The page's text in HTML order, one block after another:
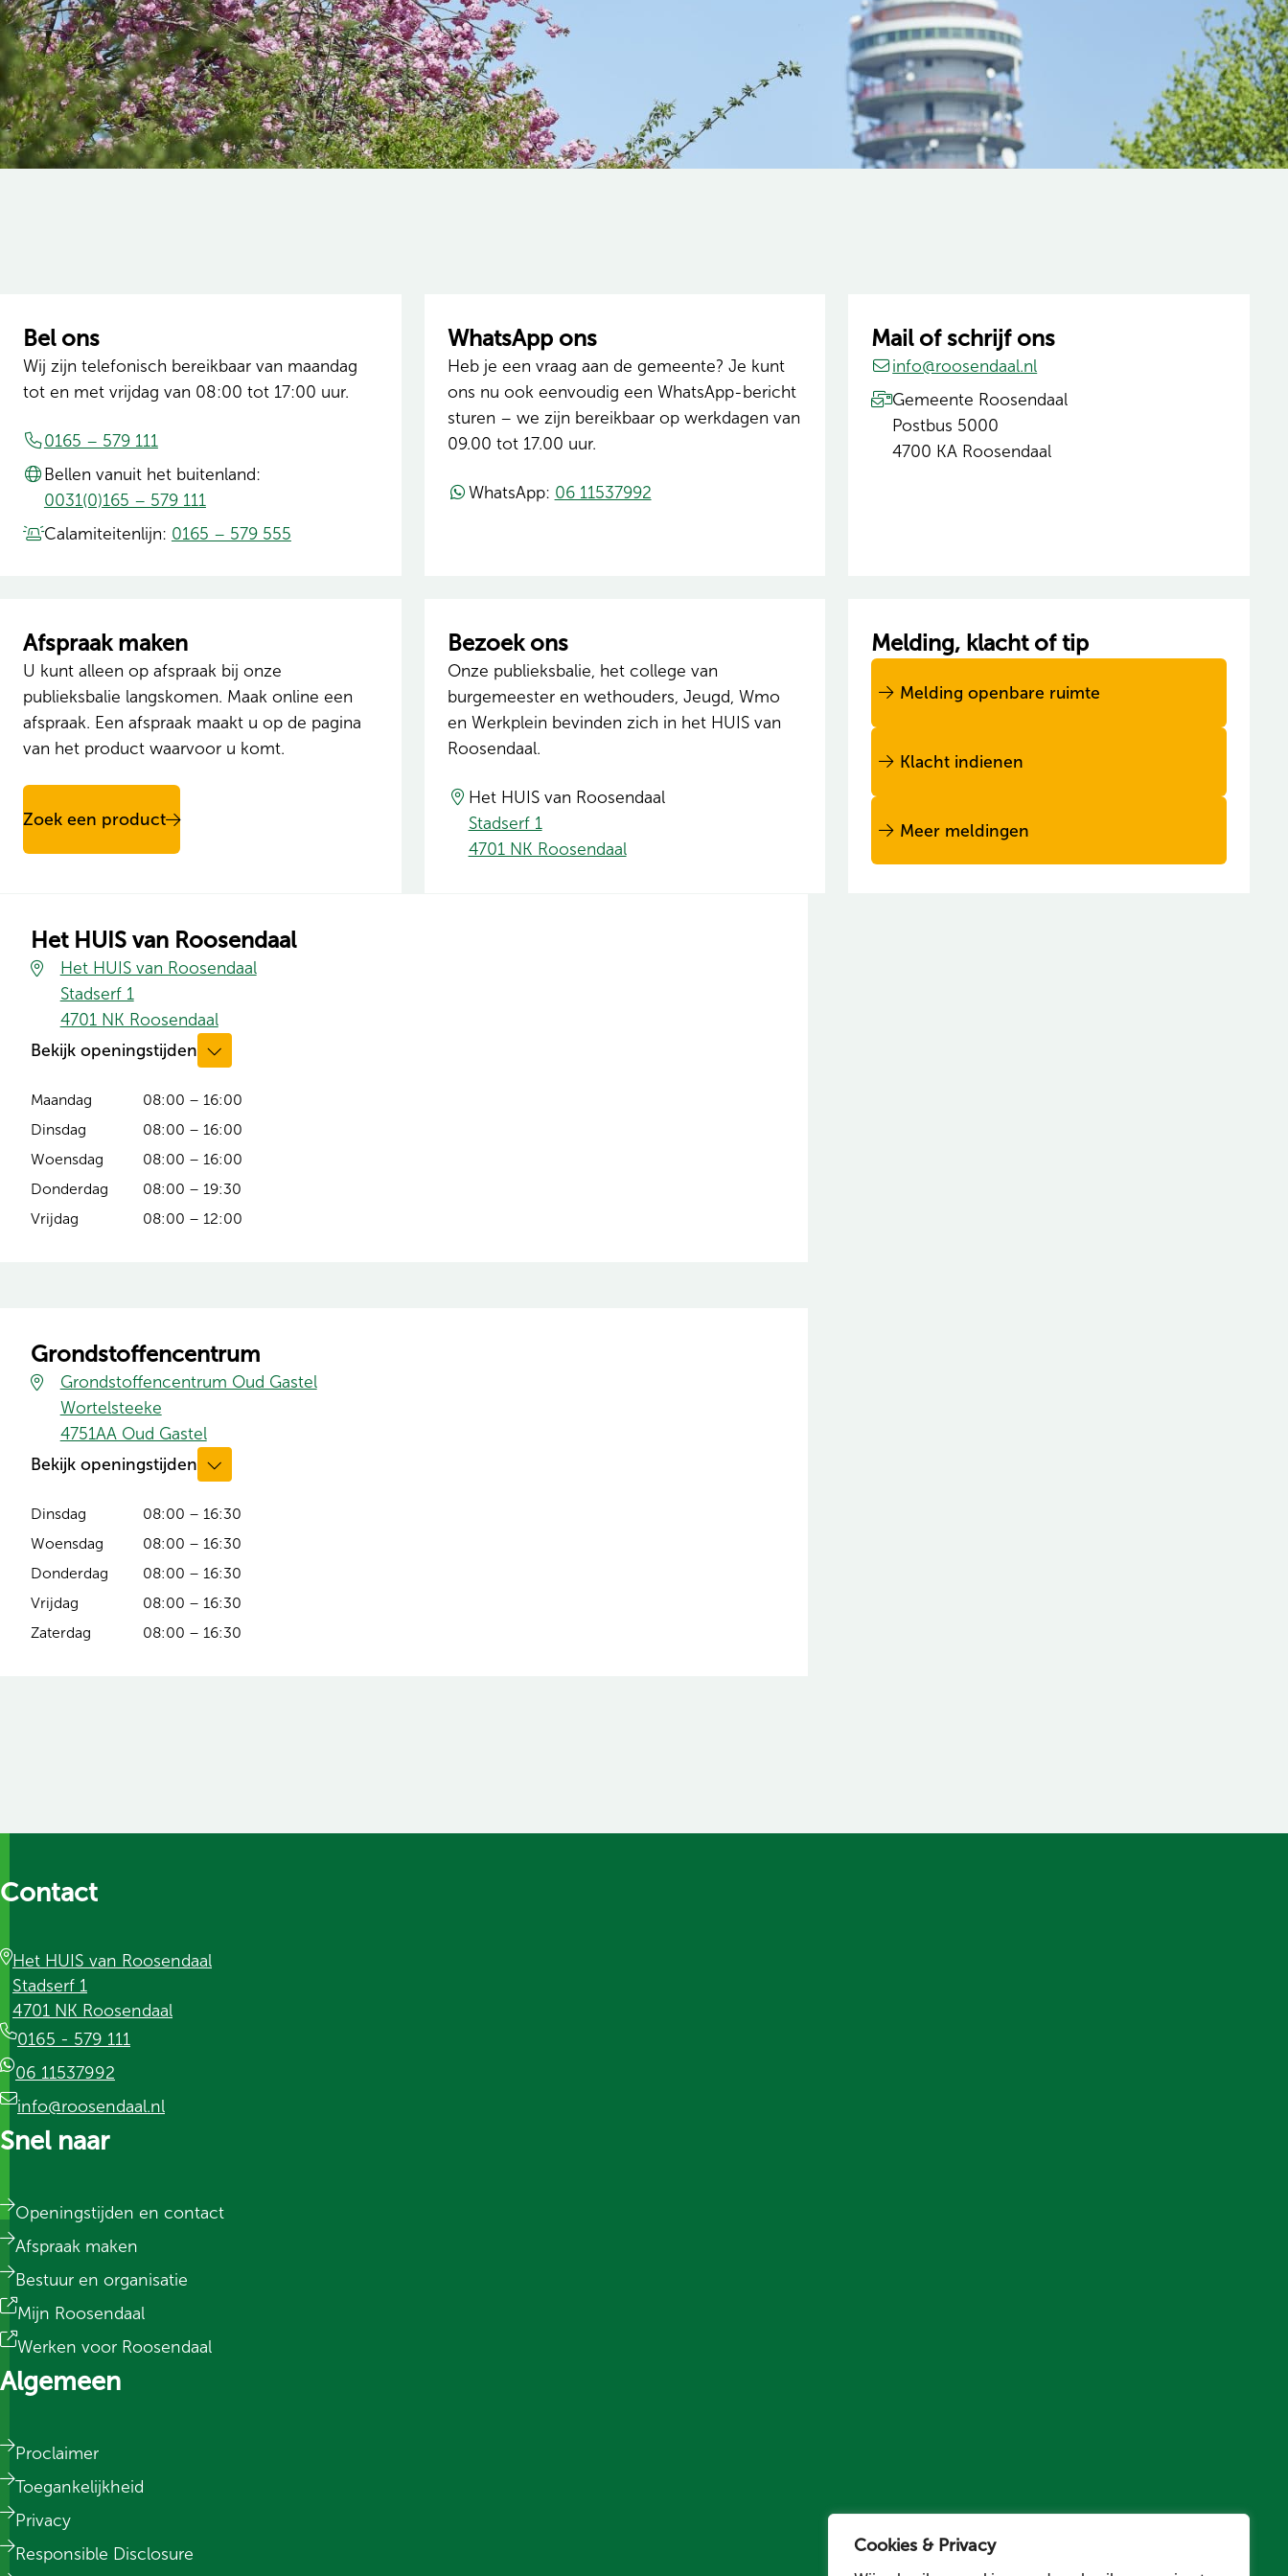
Cookies & Privacy
Bel ons
Wij zijn telefonisch bereikbaar van maandag
tot en met vrijdag van 08:00 tot 17:00 uur.
0165 – 579 111
Bellen vanuit het buitenland:
0031(0)165 – 579 111
Calamiteitenlijn: 0165 – 579 555
WhatsApp ons
Heb je een vraag aan de gemeente? Je kunt
ons nu ook eenvoudig een WhatsApp-bericht
sturen – we zijn bereikbaar op werkdagen van
09.00 tot 17.00 uur.
WhatsApp: 06 11537992
Mail of schrijf ons
info@roosendaal.nl
Gemeente Roosendaal
Postbus 5000
4700 KA Roosendaal
Afspraak maken
U kunt alleen op afspraak bij onze
publieksbalie langskomen. Maak online een
afspraak. Een afspraak maakt u op de pagina
van het product waarvoor u komt.
Zoek een product
Bezoek ons
Onze publieksbalie, het college van
burgemeester en wethouders, Jeugd, Wmo
en Werkplein bevinden zich in het HUIS van
Roosendaal.
Het HUIS van Roosendaal
Stadserf 1
4701 NK Roosendaal
Melding, klacht of tip
Melding openbare ruimte
Klacht indienen
Meer meldingen
Onze locaties
Het HUIS van Roosendaal
Het HUIS van Roosendaal
Stadserf 1
4701 NK Roosendaal(opent in nieuw tabblad)
Bekijk openingstijden
Maandag
08:00 – 16:00
Dinsdag
08:00 – 16:00
Woensdag
08:00 – 16:00
Donderdag
08:00 – 19:30
Vrijdag
08:00 – 12:00
Grondstoffencentrum
Grondstoffencentrum Oud Gastel
Wortelsteeke
4751AA Oud Gastel(opent in nieuw tabblad)
Bekijk openingstijden
Dinsdag
08:00 – 16:30
Woensdag
08:00 – 16:30
Donderdag
08:00 – 16:30
Vrijdag
08:00 – 16:30
Zaterdag
08:00 – 16:30
Contact
Het HUIS van Roosendaal
Stadserf 1
4701 NK Roosendaal
0165 - 579 111
06 11537992
info@roosendaal.nl
Snel naar
Openingstijden en contact
Afspraak maken
Bestuur en organisatie
Mijn Roosendaal
Werken voor Roosendaal
Algemeen
Proclaimer
Toegankelijkheid
Privacy
Responsible Disclosure